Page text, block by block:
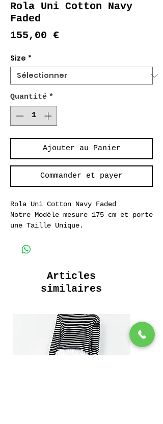
Rola Uni Cotton Navy
Faded
155,00 €Prix
Size *
Quantité *
Ajouter au Panier
Commander et payer
Rola Uni Cotton Navy Faded
Notre Modèle mesure 175 cm et porte
une Taille Unique.
Longue Robe Boutonnée
Long Buttoned Dress
Articles
similaires